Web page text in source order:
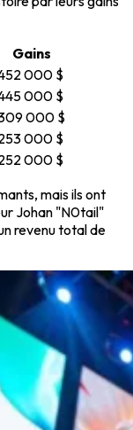
Gains
000 $
000 $
000 $
000 $
000 $
mais ils ont
Johan "N0tail"
revenu total de